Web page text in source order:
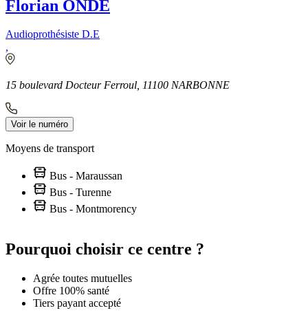
Florian ONDE
Audioprothésiste D.E
,
15 boulevard Docteur Ferroul, 11100 NARBONNE
Voir le numéro
Moyens de transport
Bus - Maraussan
Bus - Turenne
Bus - Montmorency
+
Leaflet
Pourquoi choisir ce centre ?
Agrée toutes mutuelles
Offre 100% santé
Tiers payant accepté